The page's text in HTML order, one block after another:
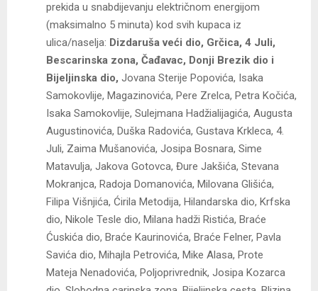
prekida u snabdijevanju električnom energijom
(maksimalno 5 minuta) kod svih kupaca iz
ulica/naselja: Dizdaruša veći dio, Grčica, 4 Juli,
Bescarinska zona, Čađavac, Donji Brezik dio i
Bijeljinska dio, Jovana Sterije Popovića, Isaka
Samokovlije, Magazinovića, Pere Zrelca, Petra Kočića,
Isaka Samokovlije, Sulejmana Hadžialijagića, Augusta
Augustinovića, Duška Radovića, Gustava Krkleca, 4.
Juli, Zaima Mušanovića, Josipa Bosnara, Sime
Matavulja, Jakova Gotovca, Đure Jakšića, Stevana
Mokranjca, Radoja Domanovića, Milovana Glišića,
Filipa Višnjića, Ćirila Metodija, Hilandarska dio, Krfska
dio, Nikole Tesle dio, Milana hadži Ristića, Braće
Ćuskića dio, Braće Kaurinovića, Braće Felner, Pavla
Savića dio, Mihajla Petrovića, Mike Alasa, Prote
Mateja Nenadovića, Poljoprivrednik, Josipa Kozarca